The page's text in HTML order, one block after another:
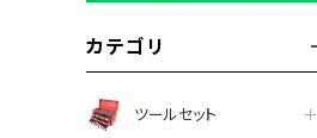
カテゴリ
ツールセット